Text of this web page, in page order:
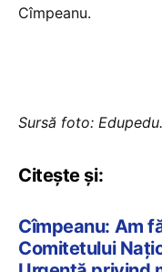
Cîmpeanu.
Sursă foto:
Citește și:
Cîmpeanu: Am
Comitetului